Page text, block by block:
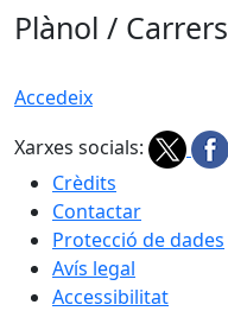
Plànol / Carrers
Accedeix
Xarxes socials:
Crèdits
Contactar
Protecció de dades
Avís legal
Accessibilitat